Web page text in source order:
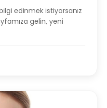
edinmek istiyorsanız
gelin, yeni